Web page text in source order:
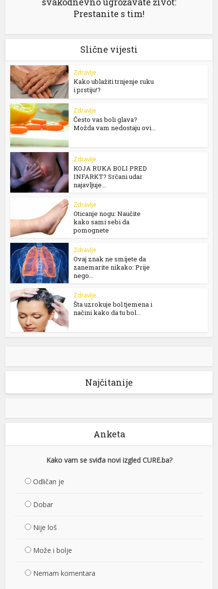
Prestanite s tim!
Slične vijesti
Zdravlje
Kako ublažiti trnjenje ruku
i prstiju!?
Zdravlje
Često vas boli glava?
Možda vam nedostaju ovi...
Zdravlje
KOJA RUKA BOLI PRED
INFARKT? Srčani udar
najavljuje...
Zdravlje
Oticanje nogu: Naučite
kako sami sebi da
pomognete
Zdravlje
Ovaj znak ne smijete da
zanemarite nikako: Prije
nego...
Zdravlje
Šta uzrokuje bol tjemena i
načini kako da tu bol...
Najčitanije
Anketa
Kako vam se sviđa novi izgled CURE.ba?
Odličan je
Dobar
Nije loš
Može i bolje
Nemam komentara